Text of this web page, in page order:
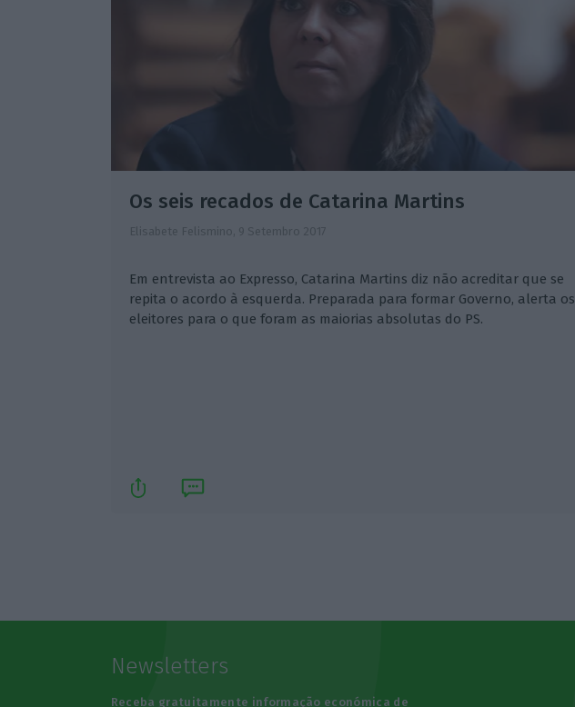
Os seis recados de Catarina Martins
Elisabete Felismino, 9 Setembro 2017
Em entrevista ao Expresso, Catarina Martins diz não acreditar que se
repita o acordo à esquerda. Preparada para formar Governo, alerta os
eleitores para o que foram as maiorias absolutas do PS.
Newsletters
Receba gratuitamente informação económica de